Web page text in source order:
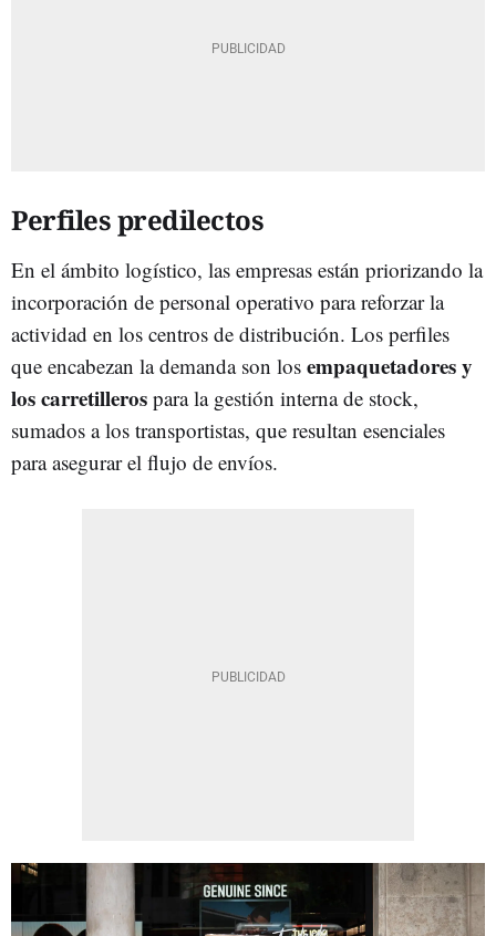
Perfiles predilectos
En el ámbito logístico, las empresas están priorizando la
incorporación de personal operativo para reforzar la
actividad en los centros de distribución. Los perfiles
que encabezan la demanda son los empaquetadores y
los carretilleros para la gestión interna de stock,
sumados a los transportistas, que resultan esenciales
para asegurar el flujo de envíos.